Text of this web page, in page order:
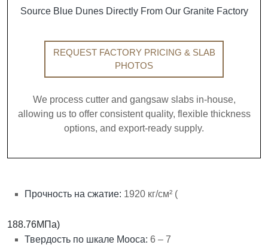
Source Blue Dunes Directly From Our Granite Factory
REQUEST FACTORY PRICING & SLAB
PHOTOS
We process cutter and gangsaw slabs in-house,
allowing us to offer consistent quality, flexible thickness
options, and export-ready supply.
Прочность на сжатие: 1920 кг/см² (
188.76МПа)
Твердость по шкале Мооса: 6 – 7